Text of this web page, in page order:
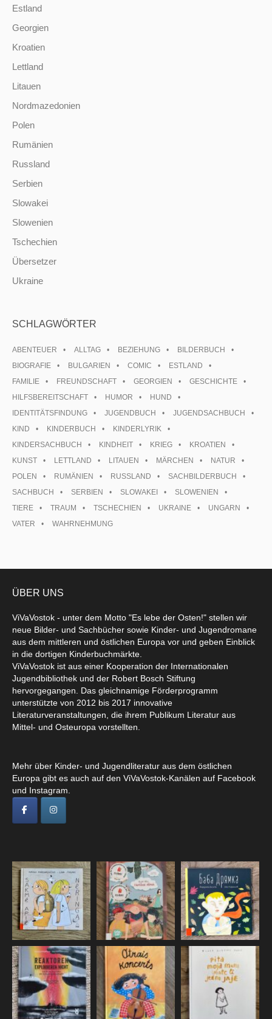
Estland
Georgien
Kroatien
Lettland
Litauen
Nordmazedonien
Polen
Rumänien
Russland
Serbien
Slowakei
Slowenien
Tschechien
Übersetzer
Ukraine
SCHLAGWÖRTER
ABENTEUER ALLTAG BEZIEHUNG
BILDERBUCH
BIOGRAFIE
BULGARIEN COMIC
ESTLAND
FAMILIE
FREUNDSCHAFT GEORGIEN
GESCHICHTE
HILFSBEREITSCHAFT
HUMOR
HUND
IDENTITÄTSFINDUNG
JUGENDBUCH
JUGENDSACHBUCH
KIND
KINDERBUCH
KINDERLYRIK
KINDERSACHBUCH
KINDHEIT KRIEG
KROATIEN
KUNST
LETTLAND LITAUEN MÄRCHEN
NATUR
POLEN
RUMÄNIEN RUSSLAND
SACHBILDERBUCH
SACHBUCH
SERBIEN SLOWAKEI
SLOWENIEN
TIERE
TRAUM TSCHECHIEN UKRAINE
UNGARN
VATER
WAHRNEHMUNG
ÜBER UNS
ViVaVostok - unter dem Motto "Es lebe der Osten!" stellen wir
neue Bilder- und Sachbücher sowie Kinder- und Jugendromane
aus dem mittleren und östlichen Europa vor und geben Einblick
in die dortigen Kinderbuchmärkte.
ViVaVostok ist aus einer Kooperation der Internationalen
Jugendbibliothek und der Robert Bosch Stiftung
hervorgegangen. Das gleichnamige Förderprogramm
unterstützte von 2012 bis 2017 innovative
Literaturveranstaltungen, die ihrem Publikum Literatur aus
Mittel- und Osteuropa vorstellten.
Mehr über Kinder- und Jugendliteratur aus dem östlichen
Europa gibt es auch auf den ViVaVostok-Kanälen auf Facebook
und Instagram.